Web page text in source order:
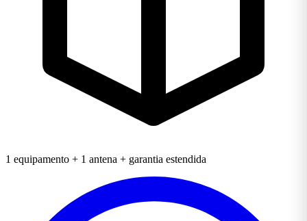
1 equipamento + 1 antena + garantia estendida